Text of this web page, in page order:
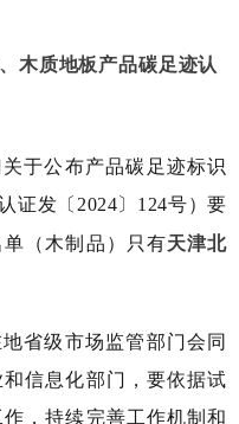
木质地板产品碳足迹认
于公布产品碳足迹标识
证发〔2024〕124号）要
（木制品）只有天津北
省级市场监管部门会同
和信息化部门，要依据试
，持续完善工作机制和